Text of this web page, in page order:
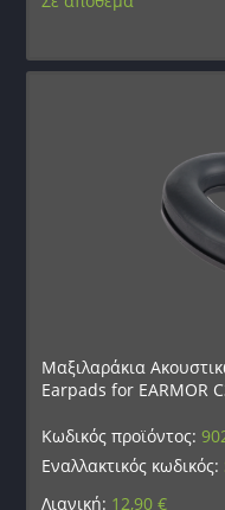
Μαξιλαράκια
Earpads for EARMOR
Κωδικός προϊόντος:
Εναλλακτικός κωδικός:
Λιανική: 12,90€